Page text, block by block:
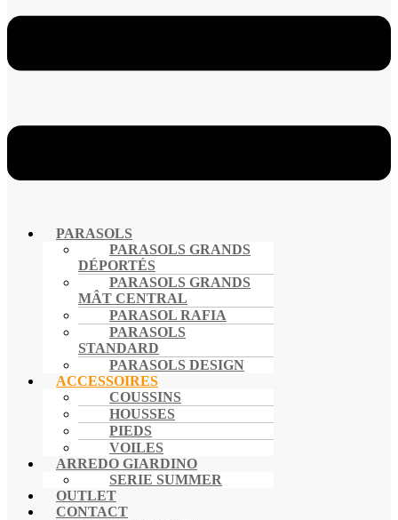
PARASOLS
PARASOLS GRANDS
DÉPORTÉS
PARASOLS GRANDS
MÂT CENTRAL
PARASOL RAFIA
PARASOLS
STANDARD
PARASOLS DESIGN
ACCESSOIRES
COUSSINS
HOUSSES
PIEDS
VOILES
ARREDO GIARDINO
SERIE SUMMER
OUTLET
CONTACT